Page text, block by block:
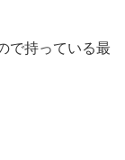
で持っている最